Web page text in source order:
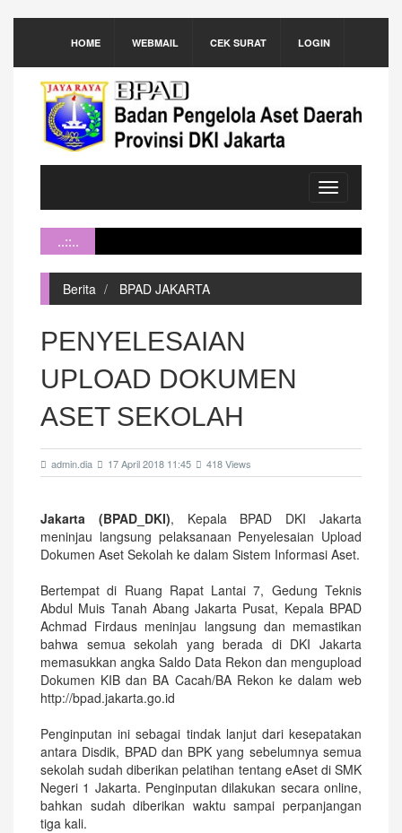
HOME WEBMAIL CEK SURAT LOGIN
Toggle
navigation
..::..
Berita BPAD JAKARTA
PENYELESAIAN
UPLOAD DOKUMEN
ASET SEKOLAH
admin.dia 17 April 2018 11:45 418 Views
Jakarta (BPAD_DKI), Kepala BPAD DKI Jakarta
meninjau langsung pelaksanaan Penyelesaian Upload
Dokumen Aset Sekolah ke dalam Sistem Informasi Aset.
Bertempat di Ruang Rapat Lantai 7, Gedung Teknis
Abdul Muis Tanah Abang Jakarta Pusat, Kepala BPAD
Achmad Firdaus meninjau langsung dan memastikan
bahwa semua sekolah yang berada di DKI Jakarta
memasukkan angka Saldo Data Rekon dan mengupload
Dokumen KIB dan BA Cacah/BA Rekon ke dalam web
http://bpad.jakarta.go.id
Penginputan ini sebagai tindak lanjut dari kesepatakan
antara Disdik, BPAD dan BPK yang sebelumnya semua
sekolah sudah diberikan pelatihan tentang eAset di SMK
Negeri 1 Jakarta. Penginputan dilakukan secara online,
bahkan sudah diberikan waktu sampai perpanjangan
tiga kali.